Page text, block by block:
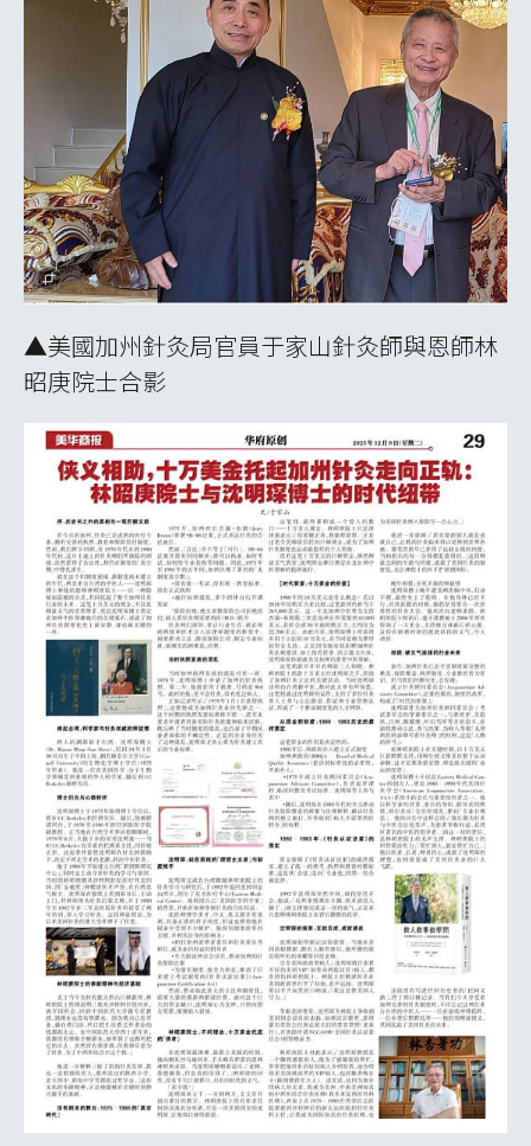
▲美國加州針灸局官員于家山針灸師與恩師林
昭庚院士合影